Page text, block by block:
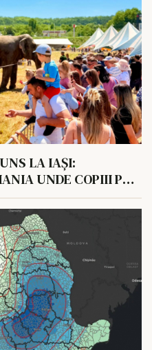
LA IAȘI:
UNDE COPIII POT